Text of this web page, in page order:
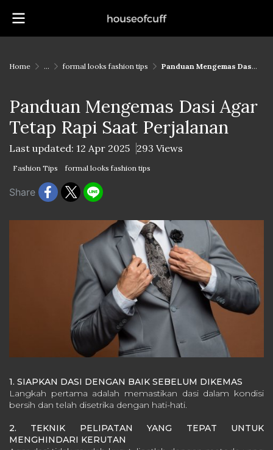
Home ... formal looks fashion tips Panduan Mengemas Dasi Agar Tetap Rapi Saat Perjalanan
Panduan Mengemas Dasi Agar
Tetap Rapi Saat Perjalanan
Last updated: 12 Apr 2025 293 Views
Fashion Tips formal looks fashion tips
Share
1. SIAPKAN DASI DENGAN BAIK SEBELUM DIKEMAS
Langkah pertama adalah memastikan dasi dalam kondisi
bersih dan telah disetrika dengan hati-hati.
2. TEKNIK PELIPATAN YANG TEPAT UNTUK
MENGHINDARI KERUTAN